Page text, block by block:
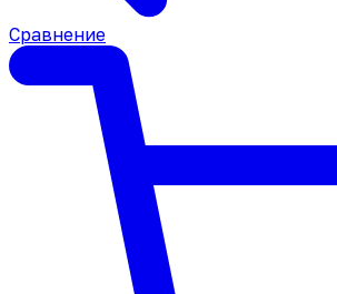
Сравнение